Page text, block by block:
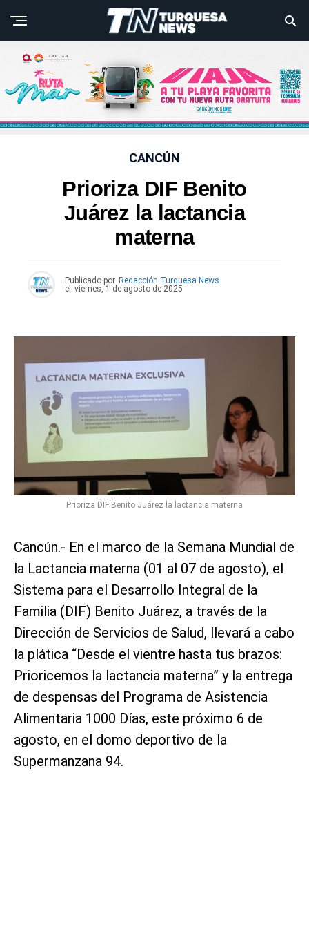
CANCÚN
Prioriza DIF Benito
Juárez la lactancia
materna
Publicado por Redacción Turquesa News
el viernes, 1 de agosto de 2025
Prioriza DIF Benito Juárez la lactancia materna
Cancún.- En el marco de la Semana Mundial de
la Lactancia materna (01 al 07 de agosto), el
Sistema para el Desarrollo Integral de la
Familia (DIF) Benito Juárez, a través de la
Dirección de Servicios de Salud, llevará a cabo
la plática “Desde el vientre hasta tus brazos:
Prioricemos la lactancia materna” y la entrega
de despensas del Programa de Asistencia
Alimentaria 1000 Días, este próximo 6 de
agosto, en el domo deportivo de la
Supermanzana 94.